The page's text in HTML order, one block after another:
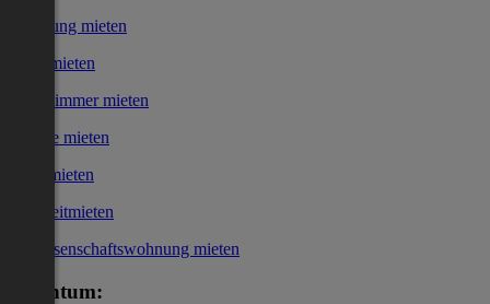
Wohnung mieten
Haus mieten
WG-Zimmer mieten
Garage mieten
Büro mieten
Kurzzeitmieten
Genossenschaftswohnung mieten
Eigentum: